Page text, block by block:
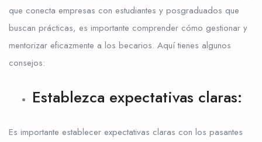
que conecta empresas con estudiantes y posgraduados que
buscan prácticas, es importante comprender cómo gestionar y
mentorizar eficazmente a los becarios. Aquí tienes algunos
consejos:
Establezca expectativas claras:
Es importante establecer expectativas claras con los pasantes